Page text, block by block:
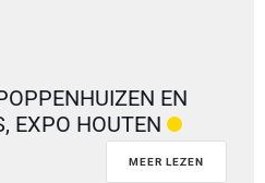
EN
EXPO HOUTEN
MEER LEZEN